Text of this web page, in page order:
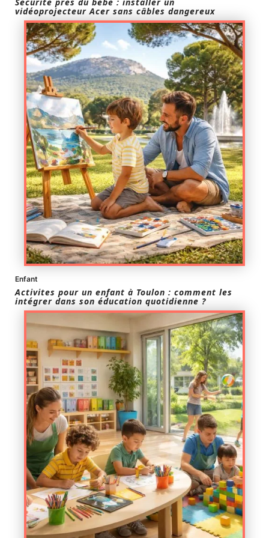
vidéoprojecteur Acer sans câbles dangereux
Enfant
Activites pour un enfant à Toulon : comment les
intégrer dans son éducation quotidienne ?